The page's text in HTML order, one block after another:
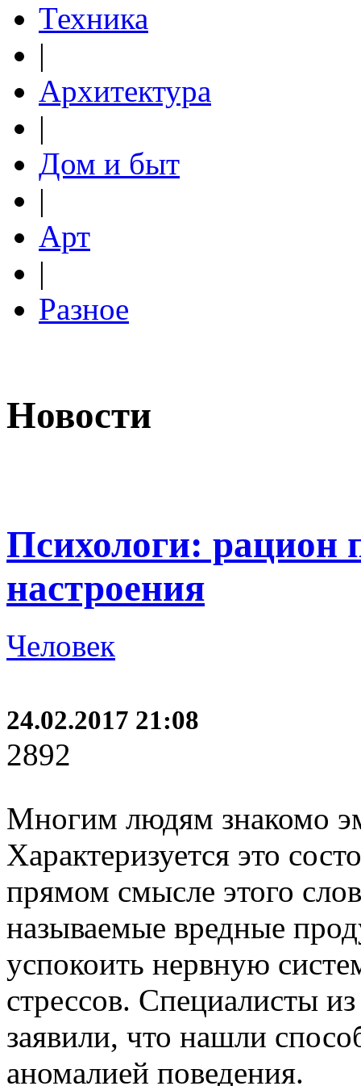
Техника
|
Архитектура
|
Дом и быт
|
Арт
|
Разное
Новости
Психологи: рацион
настроения
Человек
24.02.2017 21:08
2892
Многим людям знакомо
Характеризуется это
прямом смысле этого
называемые вредные
успокоить нервную
стрессов. Специалисты
заявили, что нашли
аномалией поведения.